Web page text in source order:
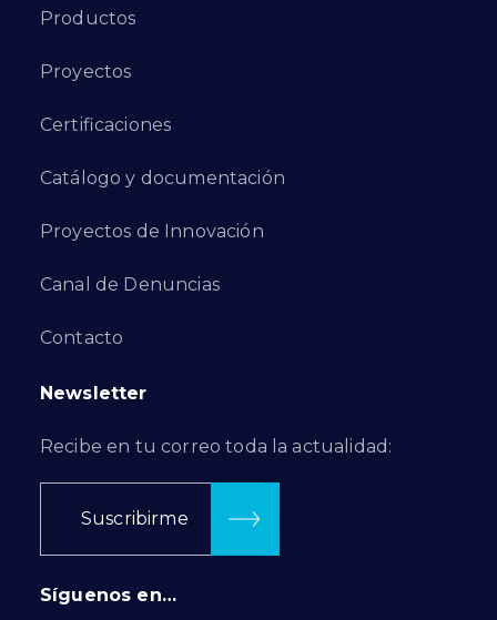
Productos
Proyectos
Certificaciones
Catálogo y documentación
Proyectos de Innovación
Canal de Denuncias
Contacto
Newsletter
Recibe en tu correo toda la actualidad:
Suscribirme
Síguenos en…